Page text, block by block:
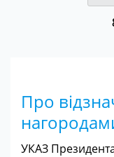
Про
УКАЗ